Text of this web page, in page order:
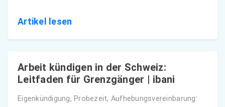
Artikel lesen
Arbeit kündigen in der Schweiz:
Leitfaden für Grenzgänger | ibani
Eigenkündigung, Probezeit, Aufhebungsvereinbarung: